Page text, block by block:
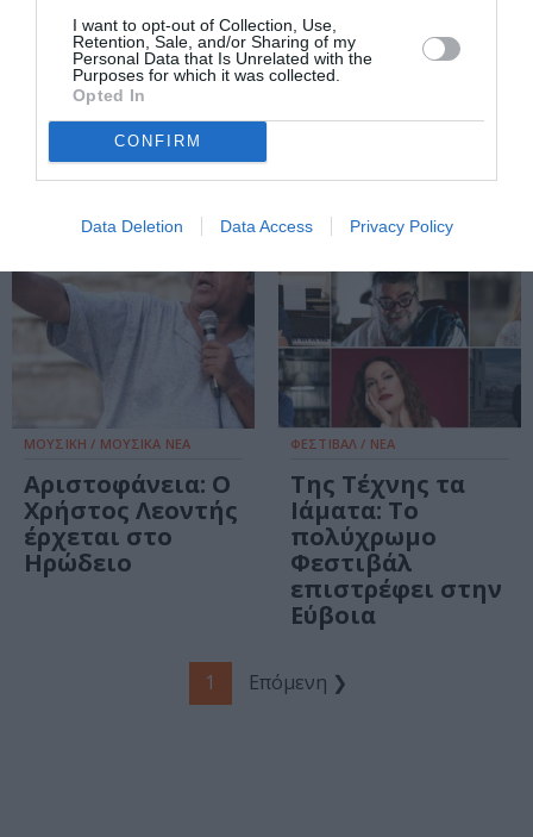
I want to opt-out of Collection, Use,
Retention, Sale, and/or Sharing of my
Personal Data that Is Unrelated with the
Purposes for which it was collected.
Opted In
CONFIRM
Data Deletion Data Access Privacy Policy
Drums & Voice
Jazztronica Duet:
Αγγελική
Toυμπανάκη &
Ηλίας Δουμάνης
στο Jazzét
Σταυρός του
Νότου 2025 – Το
Πρόγραμμα της
ΜΟΥΣΙΚΗ / ΜΟΥΣΙΚΑ ΝΕΑ
Αριστοφάνεια: Ο
Χρήστος Λεοντής
έρχεται στο
Ηρώδειο
ΦΕΣΤΙΒΑΛ / ΝΕΑ
Της Τέχνης τα
Ιάματα: Το
πολύχρωμο
Φεστιβάλ
επιστρέφει στην
Εύβοια
1 Επόμενη ❯